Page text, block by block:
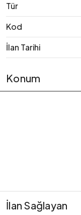
Tür
Kod
İlan Tarihi
Konum
İlan Sağlayan